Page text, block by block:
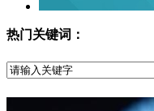
热门关键词：